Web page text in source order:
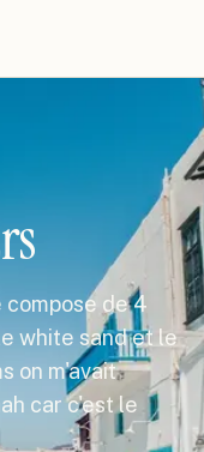
de 4
white sand et le
on m'avait
car c'est le